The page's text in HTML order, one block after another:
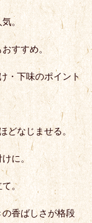
。
すすめ。
・下味のポイント
どなじませる。
けに。
。
香ばしさが格段